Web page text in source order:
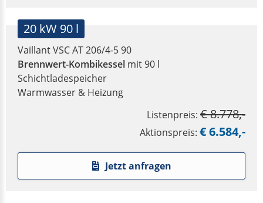
20 kW 90 l
Vaillant VSC AT 206/4-5 90
Brennwert-Kombikessel mit 90 l
Schichtladespeicher
Warmwasser & Heizung
Listenpreis: € 8.778,-
Aktionspreis: € 6.584,-
Jetzt anfragen